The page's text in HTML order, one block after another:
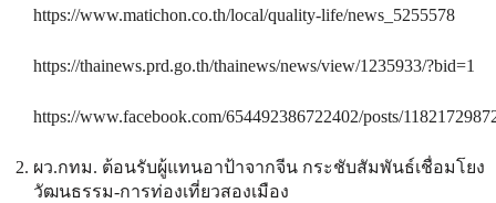
https://www.matichon.co.th/local/quality-life/news_5255578
https://thainews.prd.go.th/thainews/news/view/1235933/?bid=1
https://www.facebook.com/654492386722402/posts/
ผว.กทม. ต้อนรับผู้แทนอาป้าจากจีน กระชับสัมพันธ์เชื่อมโยง
วัฒนธรรม-การท่องเที่ยวสองเมือง